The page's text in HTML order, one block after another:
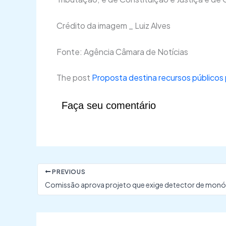
Crédito da imagem _ Luiz Alves
Fonte: Agência Câmara de Notícias
The post Proposta destina recursos
Faça seu comentário
PREVIOUS